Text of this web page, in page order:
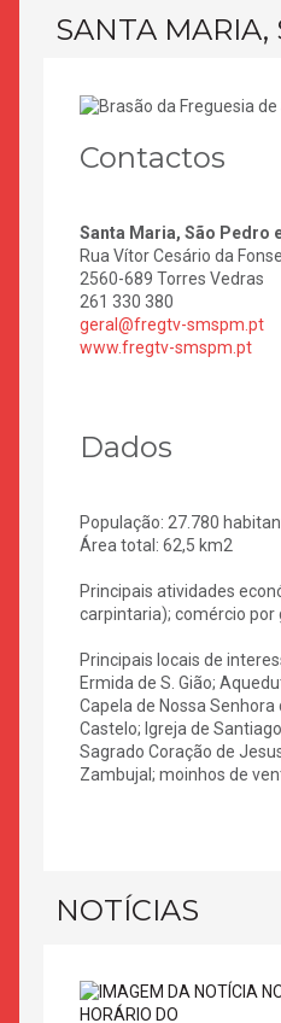
SANTA MARIA,
Contactos
Santa Maria, São Pedro
Rua Vítor Cesário da
2560-689 Torres Vedras
261 330 380
geral@fregtv-smspm.pt
www.fregtv-smspm.pt
Dados
População: 27.780
Área total: 62,5 km2
Principais atividades
carpintaria); comércio por
Principais locais de
Ermida de S. Gião;
Capela de Nossa
Castelo; Igreja de
Sagrado Coração de
Zambujal; moinhos de
NOTÍCIAS